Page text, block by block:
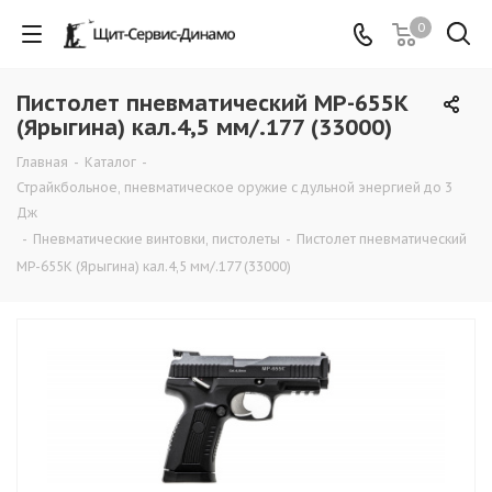
0
Пистолет пневматический МР-655К
(Ярыгина) кал.4,5 мм/.177 (33000)
Главная - Каталог -
Страйкбольное, пневматическое оружие с дульной энергией до 3
Дж
- Пневматические винтовки, пистолеты - Пистолет пневматический
МР-655К (Ярыгина) кал.4,5 мм/.177 (33000)